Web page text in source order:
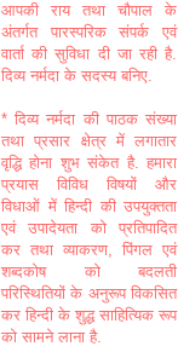
आपकी राय तथा चौपाल के
अंतर्गत पारस्परिक संपर्क एवं
वार्ता की सुविधा दी जा रही है.
दिव्य नर्मदा के सदस्य बनिए.
* दिव्य नर्मदा की पाठक संख्या
तथा प्रसार क्षेत्र में लगातार
वृद्धि होना शुभ संकेत है. हमारा
प्रयास विविध विषयों और
विधाओं में हिन्दी की उपयुक्तता
एवं उपादेयता को प्रतिपादित
कर तथा व्याकरण, पिंगल एवं
शब्दकोष को बदलती
परिस्थितियों के अनुरूप विकसित
कर हिन्दी के शुद्ध साहित्यिक रूप
को सामने लाना है.